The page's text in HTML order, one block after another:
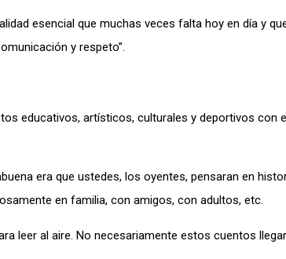
esencial que muchas veces falta hoy en día y
y respeto”.
educativos, artísticos, culturales y deportivos con
era que ustedes, los oyentes, pensaran en
en familia, con amigos, con adultos, etc.
leer al aire. No necesariamente estos cuentos